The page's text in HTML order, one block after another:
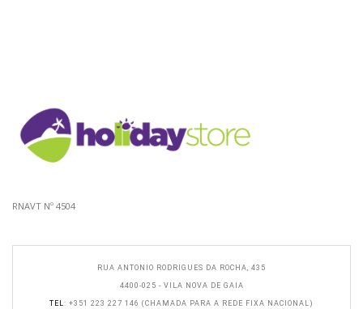
RNAVT Nº 4504
RUA ANTONIO RODRIGUES DA ROCHA, 435
4400-025 - VILA NOVA DE GAIA
TEL : +351 223 227 146 (CHAMADA PARA A REDE FIXA NACIONAL)